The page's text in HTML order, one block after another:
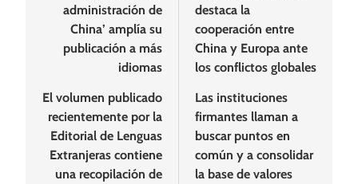
administración de
China’ amplía su
publicación a más
idiomas
El volumen publicado
recientemente por la
Editorial de Lenguas
Extranjeras contiene
una recopilación de
destaca la
cooperación entre
China y Europa ante
los conflictos globales
Las instituciones
firmantes llaman a
buscar puntos en
común y a consolidar
la base de valores